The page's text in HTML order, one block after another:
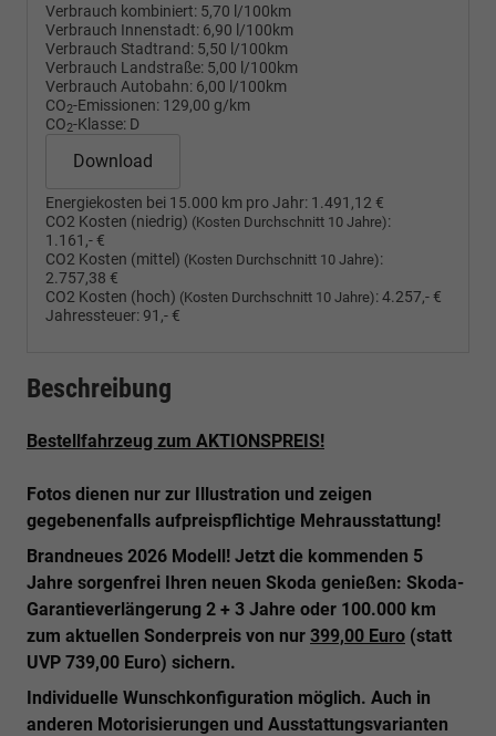
Verbrauch kombiniert: 5,70 l/100km
Verbrauch Innenstadt: 6,90 l/100km
Verbrauch Stadtrand: 5,50 l/100km
Verbrauch Landstraße: 5,00 l/100km
Verbrauch Autobahn: 6,00 l/100km
CO2-Emissionen: 129,00 g/km
CO2-Klasse: D
Download
Energiekosten bei 15.000 km pro Jahr: 1.491,12 €
CO2 Kosten (niedrig) (Kosten Durchschnitt 10 Jahre):
1.161,- €
CO2 Kosten (mittel) (Kosten Durchschnitt 10 Jahre):
2.757,38 €
CO2 Kosten (hoch) (Kosten Durchschnitt 10 Jahre):4.257,- €
Jahressteuer: 91,- €
Beschreibung
Bestellfahrzeug zum AKTIONSPREIS!
Fotos dienen nur zur Illustration und zeigen
gegebenenfalls aufpreispflichtige Mehrausstattung!
Brandneues 2026 Modell! Jetzt die kommenden 5
Jahre sorgenfrei Ihren neuen Skoda genießen: Skoda-
Garantieverlängerung 2 + 3 Jahre oder 100.000 km
zum aktuellen Sonderpreis von nur 399,00 Euro (statt
UVP 739,00 Euro) sichern.
Individuelle Wunschkonfiguration möglich. Auch in
anderen Motorisierungen und Ausstattungsvarianten